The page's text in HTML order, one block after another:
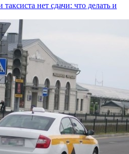
нет сдачи: что делать и